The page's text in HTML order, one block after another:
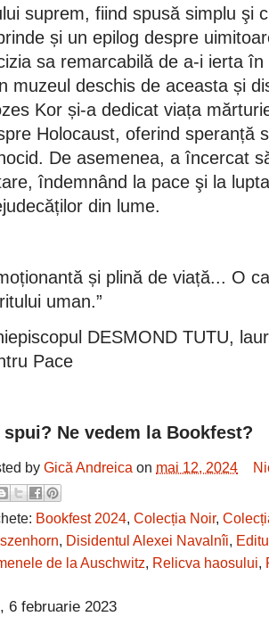
suprem, fiind spusă simplu şi
și un epilog despre
sa remarcabilă de a-i ierta
muzeul deschis de aceasta și
Kor și-a dedicat viața
Holocaust, oferind speranță
De asemenea, a încercat
îndemnând la pace şi la
din lume.
și plină de viață... O
uman.”
DESMOND TUTU,
Pace
spui? Ne vedem la Bookfest?
by Gică Andreica on mai 12, 2024
Bookfest 2024, Colecția Noir,
, Disidentul Alexei Navalnîi,
de la Auschwitz, Relicva haosului,
6 februarie 2023